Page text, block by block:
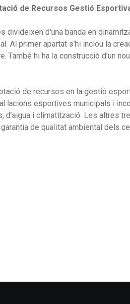
de Recursos Gestió
d'una banda en
Al primer apartat s'hi inclou la
També hi ha la construcció d'un
de recursos en la gestió
esportives municipals i
d'aigua i climatització. Les altres
de qualitat ambiental dels